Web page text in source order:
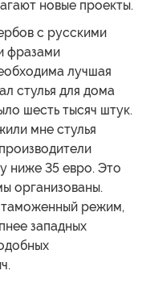
новые проекты.
с русскими
фразами
лучшая
стулья для дома
шесть тысяч штук.
мне стулья
ниже 35 евро. Это
организованы.
таможенный режим,
западных